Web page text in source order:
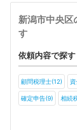
新潟市中央区
す
依頼内容で探す
顧問税理士(12)
確定申告(9) 相続